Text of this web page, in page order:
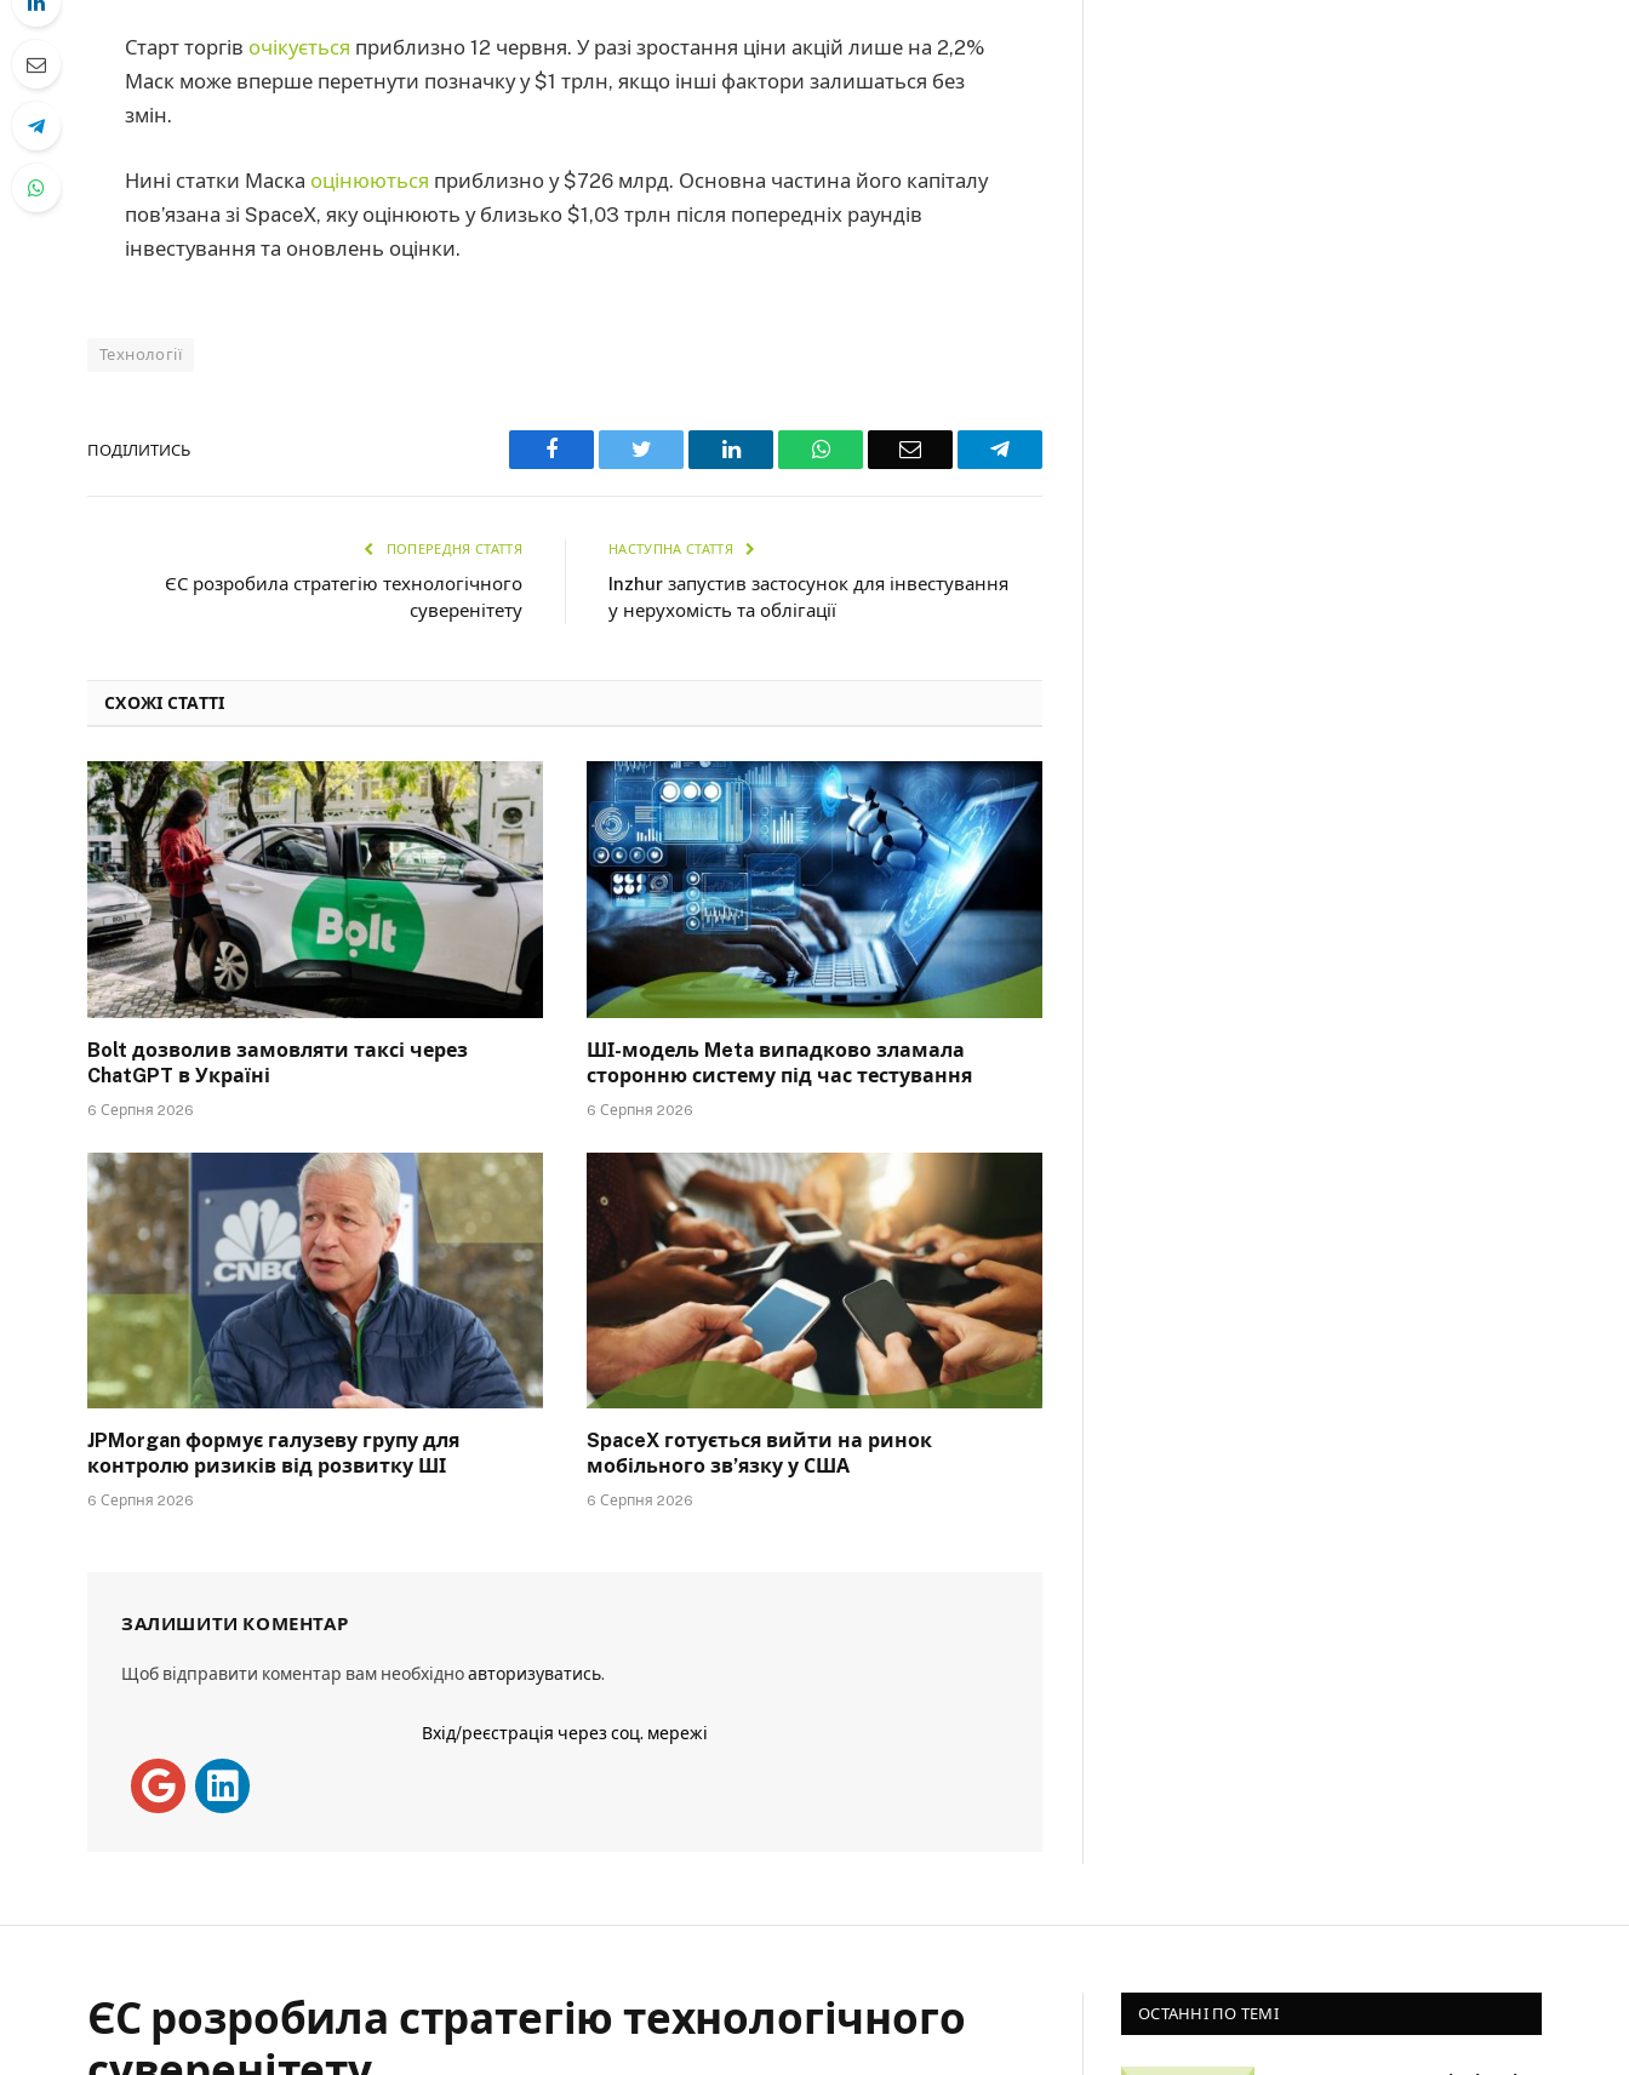
Старт торгів очікується приблизно 12 червня. У разі зростання ціни акцій лише на 2,2%
Маск може вперше перетнути позначку у $1 трлн, якщо інші фактори залишаться без
змін.
Нині статки Маска оцінюються приблизно у $726 млрд. Основна частина його капіталу
пов’язана зі SpaceX, яку оцінюють у близько $1,03 трлн після попередніх раундів
інвестування та оновлень оцінки.
Технології
ПОДІЛИТИСЬ Facebook Twitter LinkedIn WhatsAppEmail Telegram
ПОПЕРЕДНЯ СТАТТЯ
ЄС розробила стратегію технологічного
суверенітету
НАСТУПНА СТАТТЯ
Inzhur запустив застосунок для інвестування
у нерухомість та облігації
СХОЖІ СТАТТІ
Bolt дозволив замовляти таксі через
ChatGPT в Україні
6 Серпня 2026
ШІ-модель Meta випадково зламала
сторонню систему під час тестування
6 Серпня 2026
JPMorgan формує галузеву групу для
контролю ризиків від розвитку ШІ
6 Серпня 2026
SpaceX готується вийти на ринок
мобільного зв’язку у США
6 Серпня 2026
ЗАЛИШИТИ КОМЕНТАР
Щоб відправити коментар вам необхідноавторизуватись.
Вхід/реєстрація через соц. мережі
ЄС розробила стратегію технологічного
ОСТАННІ ПО ТЕМІ